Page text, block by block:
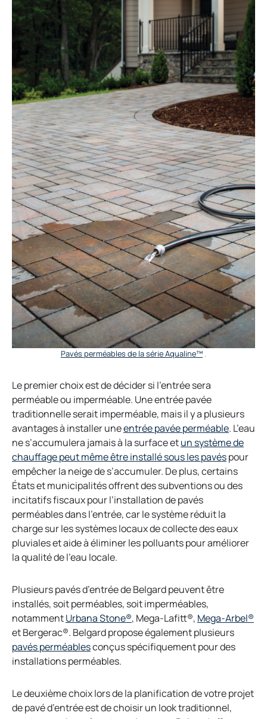
a
b
Pavés perméables de la série Aqualine™ .
Le premier choix est de décider si l’entrée sera
perméable ou imperméable. Une entrée pavée
traditionnelle serait imperméable, mais il y a plusieurs
avantages à installer uneentrée pavée perméable. L’eau
ne s’accumulera jamais à la surface etun système de
chauffage peut même être installé sous les pavéspour
empêcher la neige de s’accumuler. De plus, certains
États et municipalités offrent des subventions ou des
incitatifs fiscaux pour l’installation de pavés
perméables dans l’entrée, car le système réduit la
charge sur les systèmes locaux de collecte des eaux
pluviales et aide à éliminer les polluants pour améliorer
la qualité de l’eau locale.
Plusieurs pavés d’entrée de Belgard peuvent être
installés, soit perméables, soit imperméables,
notammentUrbana Stone®, Mega-Lafitt®, Mega-Arbel®
et Bergerac®. Belgard propose également plusieurs
pavés perméablesconçus spécifiquement pour des
installations perméables.
Le deuxième choix lors de la planification de votre projet
de pavé d’entrée est de choisir un look traditionnel,